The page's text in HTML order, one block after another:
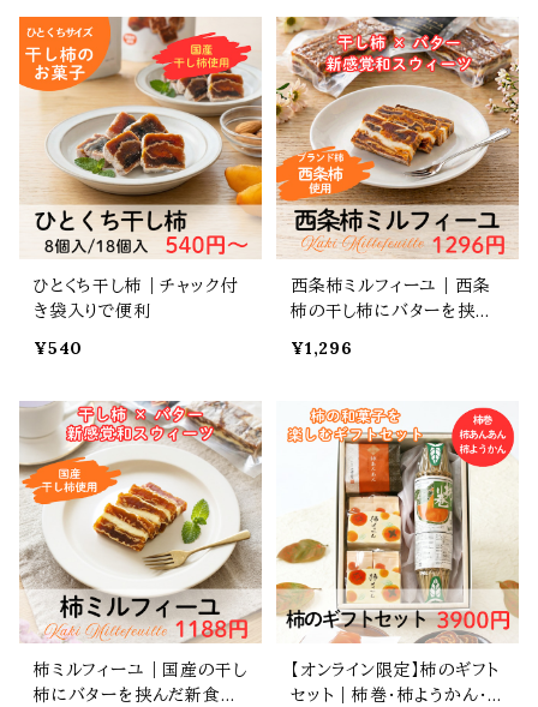
ひとくち干し柿｜チャック付
き袋入りで便利
¥540
西条柿ミルフィーユ｜西条
柿の干し柿にバターを挟ん
¥1,296
柿ミルフィーユ｜国産の干し
柿にバターを挟んだ新食感
【オンライン限定】柿のギフト
セット｜柿巻・柿ようかん・